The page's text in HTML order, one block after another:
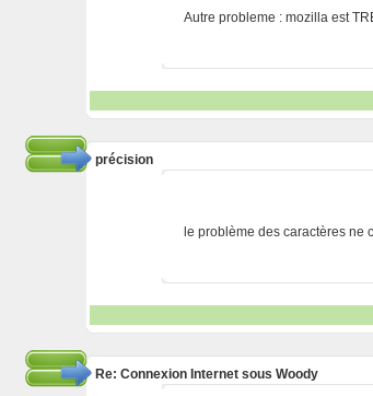
Autre probleme : mozilla est
précision
le problème des caractères ne
Re: Connexion Internet sous Woody